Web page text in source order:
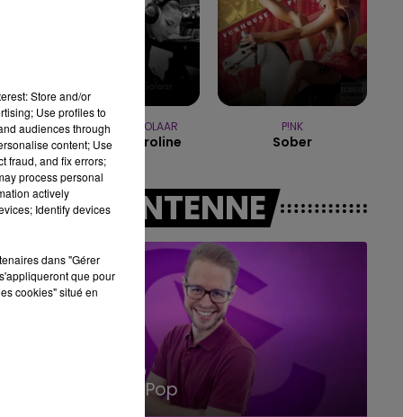
10h00 - 14h00
LE TICKET DE CAISSE
ZAHO & MC SOLAAR
Comme Caroline
P!NK
Sober
A L'ANTENNE
14h00 - 15h00
La Radio Pop
Store and/or
Use profiles to
audiences through
content; Use
fraud, and fix errors;
process personal
actively
Identify devices
dans "Gérer
que pour
cookies" situé en